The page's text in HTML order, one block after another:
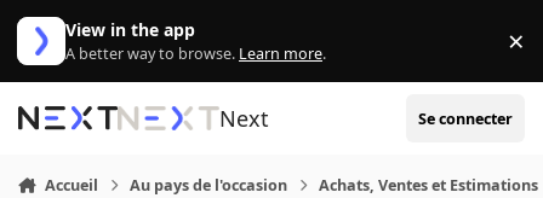
Aller au contenu
View in the app
A better way to browse. Learn more. ×
Next Se connecter
Accueil Au pays de l'occasion Achats, Ventes et Estimations